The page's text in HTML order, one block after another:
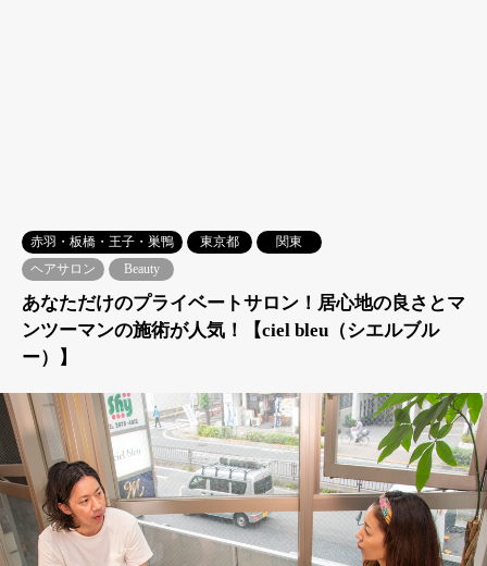
赤羽・板橋・王子・巣鴨 東京都
関東
ヘアサロン
Beauty
あなただけのプライベートサロン！居心地の良さとマ
ンツーマンの施術が人気！【ciel bleu（シエルブル
ー）】